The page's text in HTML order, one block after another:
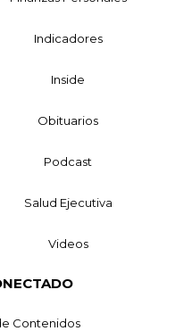
Indicadores
Inside
Obituarios
Podcast
Salud Ejecutiva
Videos
Contenidos